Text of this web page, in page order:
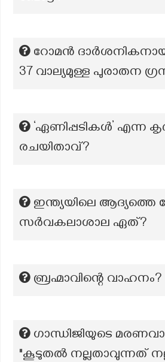
റോമൻ ദാർശനികനായ
37 വാല്യമുള്ള പുരാതന
‘ഏണിപ്പടികൾ’ എന്ന
രചയിതാവ്?
ഇന്ത്യയിലെ ആദ്യത്തെ
സർവകലാശാല ഏത്?
ബ്രഹ്മാവിന്റെ വാഹനം?
ഗാന്ധിജിയുടെ
"കൂടുതൽ നല്ലതാവുന്നത്